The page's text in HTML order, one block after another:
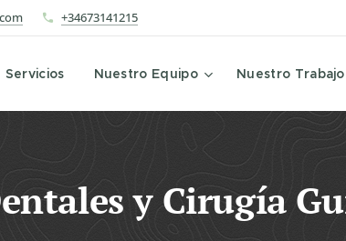
+34673141215
Servicios Nuestro Equipo Nuestro Trabajo
y Cirugía